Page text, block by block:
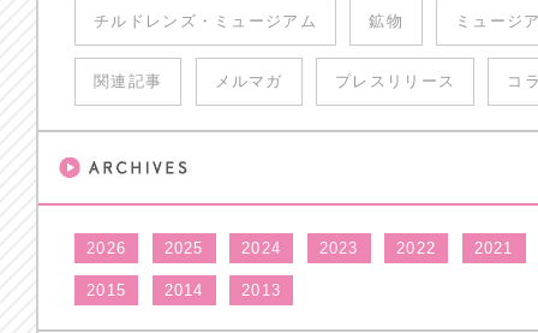
チルドレンズ・ミュージアム 鉱物 ミュージ
関連記事 メルマガ プレスリリース コ
2026 2025 2024 2023 2022 2021
2015 2014 2013